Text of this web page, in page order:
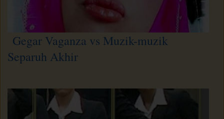
Gegar Vaganza vs Muzik-muzik
Separuh Akhir